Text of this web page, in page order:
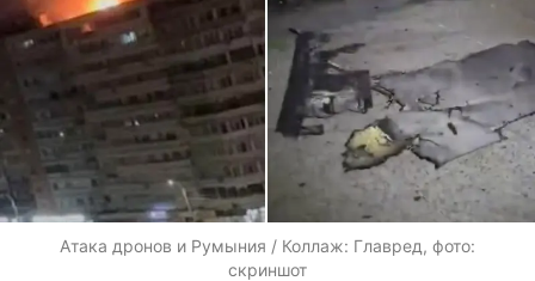
Атака дронов и Румыния / Коллаж: Главред, фото:
скриншот